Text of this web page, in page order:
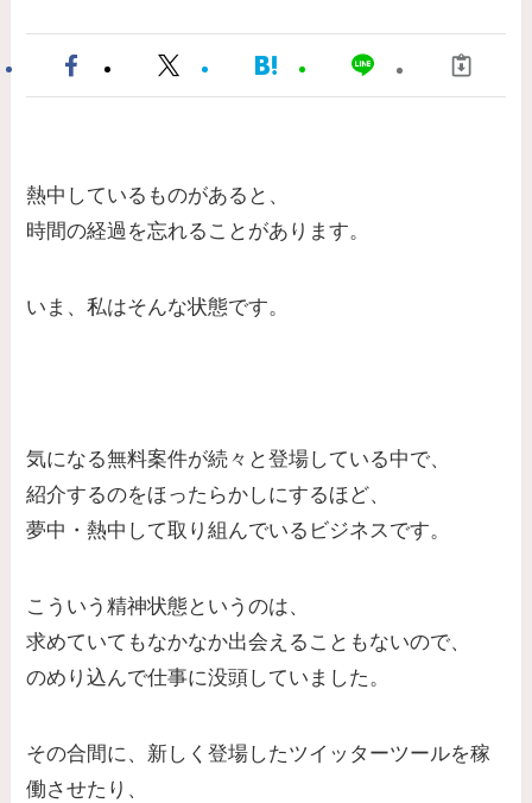
熱中しているものがあると、
時間の経過を忘れることがあります。
いま、私はそんな状態です。
気になる無料案件が続々と登場している中で、
紹介するのをほったらかしにするほど、
夢中・熱中して取り組んでいるビジネスです。
こういう精神状態というのは、
求めていてもなかなか出会えることもないので、
のめり込んで仕事に没頭していました。
その合間に、新しく登場したツイッターツールを稼
働させたり、